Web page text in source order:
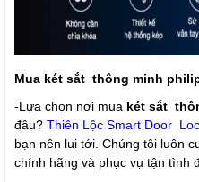
Mua két sắt thông minh
-Lựa chọn nơi mua két sắt
đâu? Thiên Lộc Smart Door
bạn nên lui tới. Chúng tôi luôn
chính hãng và phục vụ tận tình